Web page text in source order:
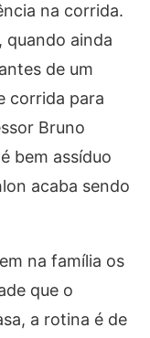
na corrida.
quando ainda
de um
corrida para
Bruno
bem assíduo
acaba sendo
na família os
que o
a rotina é de